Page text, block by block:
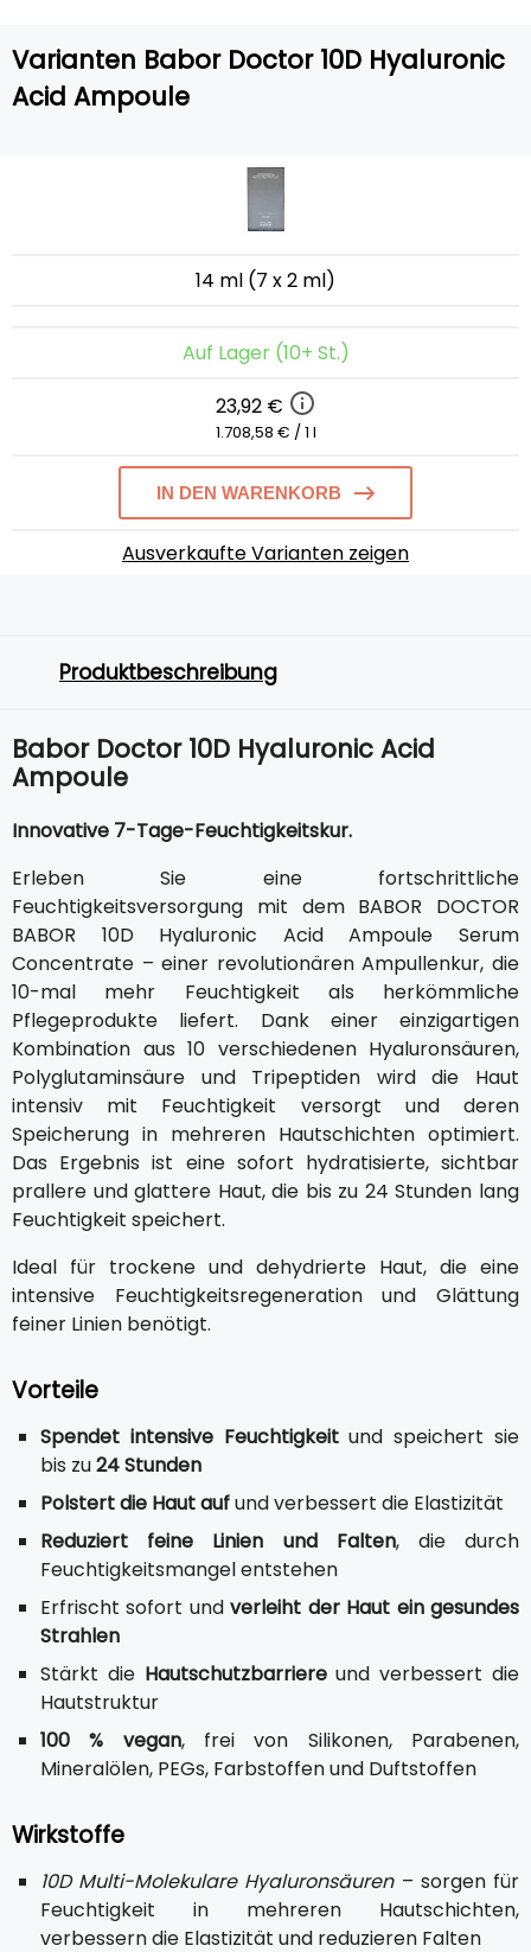
Varianten Babor Doctor 10D Hyaluronic
Acid Ampoule
14 ml (7 x 2 ml)
Auf Lager (10+ St.)
23,92 €
1.708,58 € / 1 l
IN DEN WARENKORB
Ausverkaufte Varianten zeigen
Produktbeschreibung
Babor Doctor 10D Hyaluronic Acid
Ampoule
Innovative 7-Tage-Feuchtigkeitskur.
Erleben Sie eine fortschrittliche
Feuchtigkeitsversorgung mit dem BABOR DOCTOR
BABOR 10D Hyaluronic Acid Ampoule Serum
Concentrate – einer revolutionären Ampullenkur, die
10-mal mehr Feuchtigkeit als herkömmliche
Pflegeprodukte liefert. Dank einer einzigartigen
Kombination aus 10 verschiedenen Hyaluronsäuren,
Polyglutaminsäure und Tripeptiden wird die Haut
intensiv mit Feuchtigkeit versorgt und deren
Speicherung in mehreren Hautschichten optimiert.
Das Ergebnis ist eine sofort hydratisierte, sichtbar
prallere und glattere Haut, die bis zu 24 Stunden lang
Feuchtigkeit speichert.
Ideal für trockene und dehydrierte Haut, die eine
intensive Feuchtigkeitsregeneration und Glättung
feiner Linien benötigt.
Vorteile
Spendet intensive Feuchtigkeitund speichert sie
bis zu24 Stunden
Polstert die Haut aufund verbessert die Elastizität
Reduziert feine Linien und Falten, die durch
Feuchtigkeitsmangel entstehen
Erfrischt sofort undverleiht der Haut ein gesundes
Strahlen
Stärkt die Hautschutzbarriereund verbessert die
Hautstruktur
100 % vegan, frei von Silikonen, Parabenen,
Mineralölen, PEGs, Farbstoffen und Duftstoffen
Wirkstoffe
10D Multi-Molekulare Hyaluronsäuren– sorgen für
Feuchtigkeit in mehreren Hautschichten,
verbessern die Elastizität und reduzieren Falten